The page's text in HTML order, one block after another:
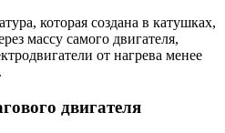
которая создана в катушках,
массу самого двигателя,
от нагрева менее
двигателя